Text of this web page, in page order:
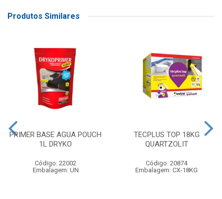
Produtos Similares
PRIMER BASE AGUA POUCH
1L DRYKO
Código: 22002
Embalagem: UN
TECPLUS TOP 18KG
QUARTZOLIT
Código: 20874
Embalagem: CX-18KG